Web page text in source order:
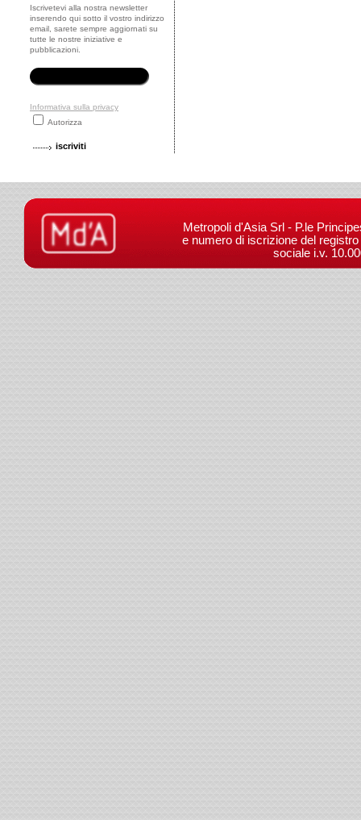
Iscrivetevi alla nostra newsletter
inserendo qui sotto il vostro indirizzo
email, sarete sempre aggiornati su
tutte le nostre iniziative e
pubblicazioni.
Informativa sulla privacy
Autorizza
Metropoli d'Asia Srl - P.le
e numero di iscrizione del
sociale i.v.